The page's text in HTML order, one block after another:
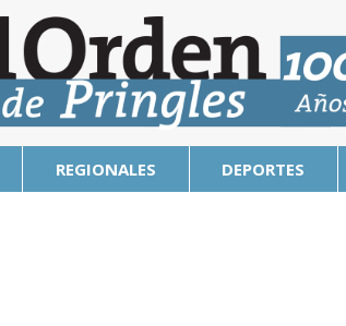
REGIONALES DEPORTES